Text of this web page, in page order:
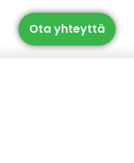
Ota yhteyttä